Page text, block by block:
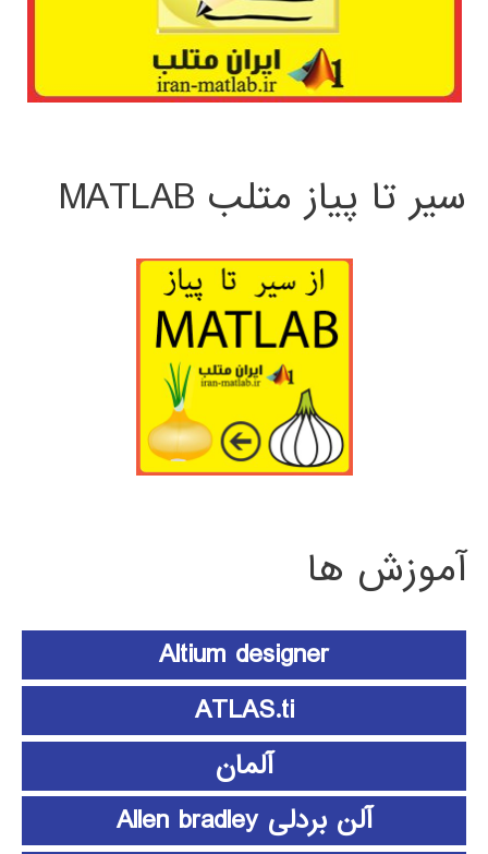
سیر تا پیاز متلب MATLAB
آموزش ها
Altium designer
ATLAS.ti
آلمان
آلن بردلی Allen bradley